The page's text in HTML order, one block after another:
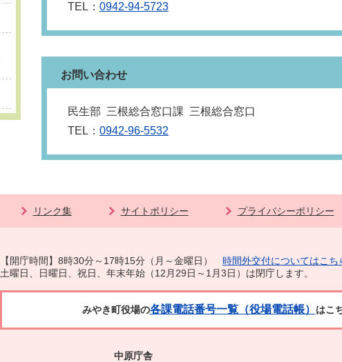
TEL： 0942-94-5723
お問い合わせ
民生部 三根総合窓口課 三根総合窓口
TEL： 0942-96-5532
リンク集 サイトポリシー プライバシーポリシー
【開庁時間】8時30分～17時15分（月～金曜日） 時間外交付についてはこち
土曜日、日曜日、祝日、年末年始（12月29日～1月3日）は閉庁します。
みやき町役場の各課電話番号一覧（役場電話帳） はこ
中原庁舎